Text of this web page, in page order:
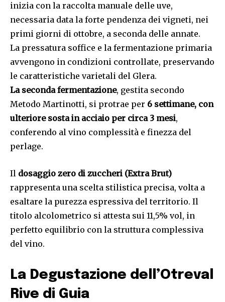
inizia con la raccolta manuale delle uve,
necessaria data la forte pendenza dei vigneti, nei
primi giorni di ottobre, a seconda delle annate.
La pressatura soffice e la fermentazione primaria
avvengono in condizioni controllate, preservando
le caratteristiche varietali del Glera.
La seconda fermentazione, gestita secondo
Metodo Martinotti, si protrae per 6 settimane, con
ulteriore sosta in acciaio per circa 3 mesi,
conferendo al vino complessità e finezza del
perlage.
Il dosaggio zero di zuccheri (Extra Brut)
rappresenta una scelta stilistica precisa, volta a
esaltare la purezza espressiva del territorio. Il
titolo alcolometrico si attesta sui 11,5% vol, in
perfetto equilibrio con la struttura complessiva
del vino.
La Degustazione dell’Otreval
Rive di Guia